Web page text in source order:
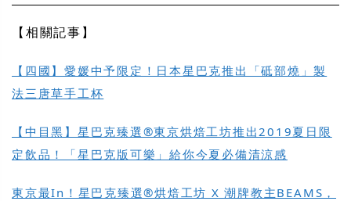
【相關記事】
【四國】愛媛中予限定！日本星巴克推出「砥部燒」製
法三唐草手工杯
【中目黑】星巴克臻選®東京烘焙工坊推出2019夏日限
定飲品！「星巴克版可樂」給你今夏必備清涼感
東京最In！星巴克臻選®烘焙工坊 X 潮牌教主BEAMS，